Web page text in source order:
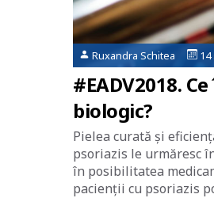
Ruxandra Schitea 14
#EADV2018.
biologic?
Pielea curată și
psoriazis le urmăresc
în posibilitatea
pacienții cu psoriazis